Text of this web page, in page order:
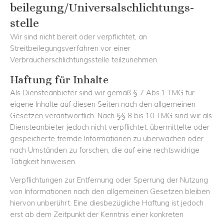
beilegung/Universal­schlichtungs­
stelle
Wir sind nicht bereit oder verpflichtet, an
Streitbeilegungsverfahren vor einer
Verbraucherschlichtungsstelle teilzunehmen.
Haftung für Inhalte
Als Diensteanbieter sind wir gemäß § 7 Abs.1 TMG für
eigene Inhalte auf diesen Seiten nach den allgemeinen
Gesetzen verantwortlich. Nach §§ 8 bis 10 TMG sind wir als
Diensteanbieter jedoch nicht verpflichtet, übermittelte oder
gespeicherte fremde Informationen zu überwachen oder
nach Umständen zu forschen, die auf eine rechtswidrige
Tätigkeit hinweisen.
Verpflichtungen zur Entfernung oder Sperrung der Nutzung
von Informationen nach den allgemeinen Gesetzen bleiben
hiervon unberührt. Eine diesbezügliche Haftung ist jedoch
erst ab dem Zeitpunkt der Kenntnis einer konkreten